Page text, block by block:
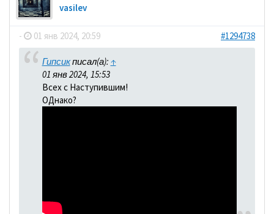
vasilev
- 01 янв 2024, 20:59 #1294738
Гипсикписал(а): ↑
01 янв 2024, 15:53
Всех с Наступившим!
ОДнако?